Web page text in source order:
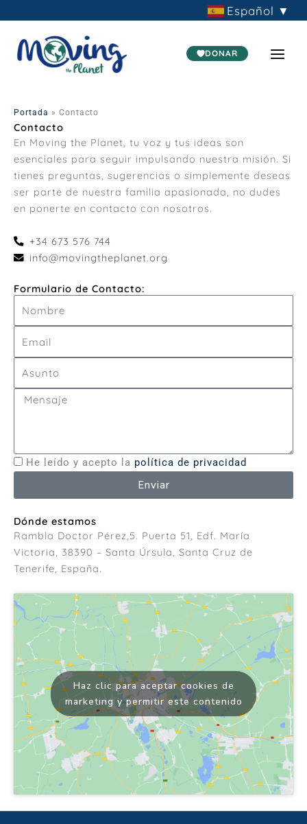
al
contenido
Español ▼
DONAR
Portada » Contacto
Contacto
En Moving the Planet, tu voz y tus ideas son
esenciales para seguir impulsando nuestra misión. Si
tienes preguntas, sugerencias o simplemente deseas
ser parte de nuestra familia apasionada, no dudes
en ponerte en contacto con nosotros.
+34 673 576 744
info@movingtheplanet.org
Formulario de Contacto:
e
a
e
He leído y acepto la política de privacidad
Enviar
Dónde estamos
Rambla Doctor Pérez,5. Puerta 51, Edf. María
Victoria, 38390 – Santa Úrsula, Santa Cruz de
Tenerife, España.
Haz clic para aceptar cookies de
marketing y permitir este contenido